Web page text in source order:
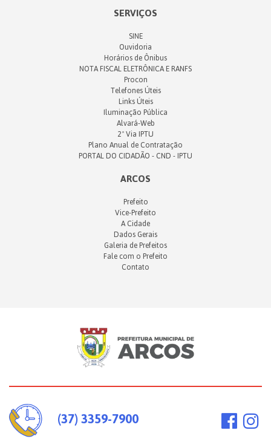
(37) 3359-7900
SERVIÇOS
SINE
Ouvidoria
Horários de Ônibus
NOTA FISCAL ELETRÔNICA E RANFS
Procon
Telefones Úteis
Links Úteis
Iluminação Pública
Alvará-Web
2ª Via IPTU
Plano Anual de Contratação
PORTAL DO CIDADÃO - CND - IPTU
ARCOS
Prefeito
Vice-Prefeito
A Cidade
Dados Gerais
Galeria de Prefeitos
Fale com o Prefeito
Contato